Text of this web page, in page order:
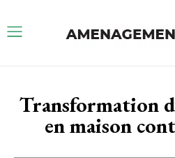
Transformation
en maison